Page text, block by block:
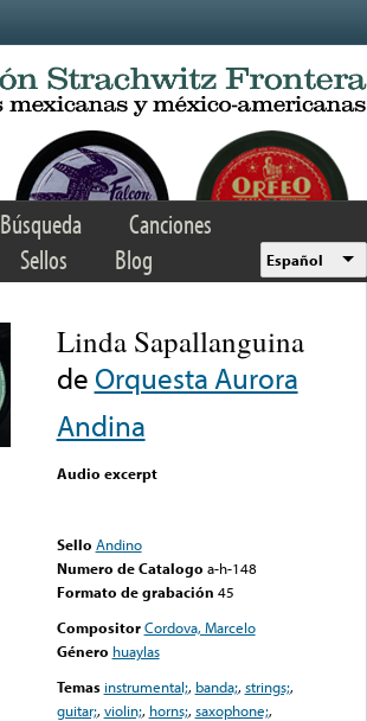
Búsqueda
Canciones
Sellos Blog Español
Linda Sapallanguina
de Orquesta Aurora
Andina
Audio excerpt
Sello Andino
Numero de Catalogo a-h-148
Formato de grabación 45
Compositor Cordova, Marcelo
Género huaylas
Temas instrumental;, banda;,strings;,
guitar;,violin;, horns;,saxophone;,